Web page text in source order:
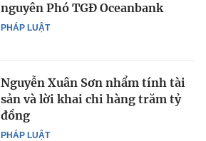
PHÁP LUẬT
nguyên Phó TGĐ Oceanbank
PHÁP LUẬT
Nguyễn Xuân Sơn nhẩm tính tài
sản và lời khai chi hàng trăm tỷ
đồng